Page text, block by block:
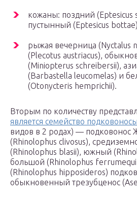
кожаны: поздний (Eptesicus
пустынный (Eptesicus bottae)
рыжая вечерница (Nyctalus
(Plecotus austriacus),
(Miniopterus schreibersii),
(Barbastella leucomelas) и
(Otonycteris hemprichii).
Вторым по количеству
является семейство
видов в 2 родах) — подковонос
(Rhinolophus clivosus),
(Rhinolophus blasii), южный
большой (Rhinolophus
(Rhinolophus hipposideros)
обыкновенный трезубценос